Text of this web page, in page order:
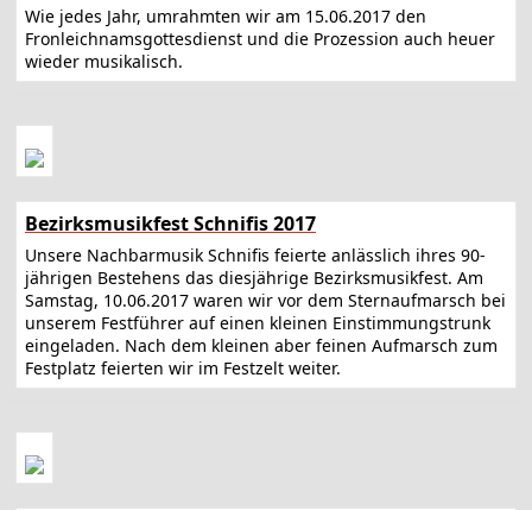
Wie jedes Jahr, umrahmten wir am 15.06.2017 den
Fronleichnamsgottesdienst und die Prozession auch heuer
wieder musikalisch.
Bezirksmusikfest Schnifis 2017
Unsere Nachbarmusik Schnifis feierte anlässlich ihres 90-
jährigen Bestehens das diesjährige Bezirksmusikfest. Am
Samstag, 10.06.2017 waren wir vor dem Sternaufmarsch bei
unserem Festführer auf einen kleinen Einstimmungstrunk
eingeladen. Nach dem kleinen aber feinen Aufmarsch zum
Festplatz feierten wir im Festzelt weiter.